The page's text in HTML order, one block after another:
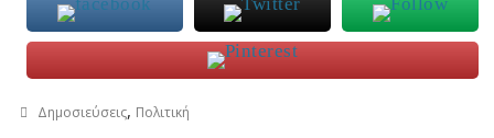
Δημοσιεύσεις, Πολιτική